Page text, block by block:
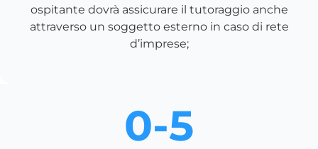
ospitante dovrà assicurare il tutoraggio anche
attraverso un soggetto esterno in caso di rete
d’imprese;
0-5